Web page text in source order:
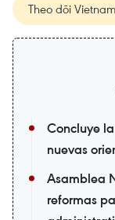
Theo dõi
Concluye
nuevas
Asamblea
reformas